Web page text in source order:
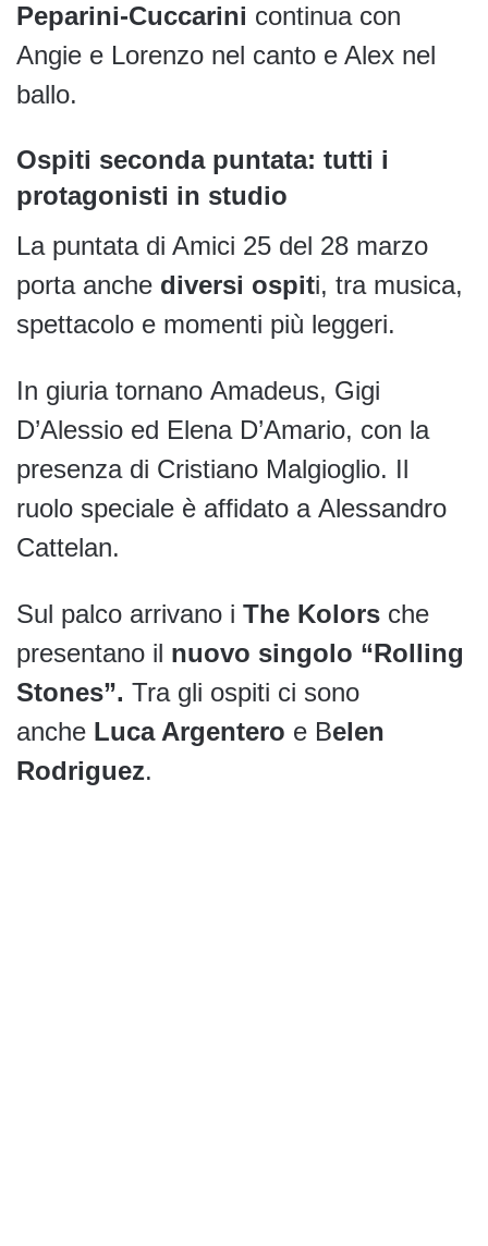
Peparini-Cuccarini continua con
Angie e Lorenzo nel canto e Alex nel
ballo.
Ospiti seconda puntata: tutti i
protagonisti in studio
La puntata di Amici 25 del 28 marzo
porta anche diversi ospiti, tra musica,
spettacolo e momenti più leggeri.
In giuria tornano Amadeus, Gigi
D’Alessio ed Elena D’Amario, con la
presenza di Cristiano Malgioglio. Il
ruolo speciale è affidato a Alessandro
Cattelan.
Sul palco arrivano i The Kolors che
presentano il nuovo singolo “Rolling
Stones”. Tra gli ospiti ci sono
anche Luca Argentero e Belen
Rodriguez.